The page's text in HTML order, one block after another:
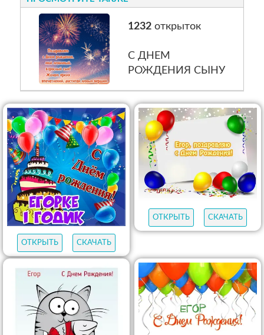
ОТКРЫТЬ СКАЧАТЬ
ОТКРЫТЬ СКАЧАТЬ СКАЧАТЬ
ПРОСМОТРИТЕ ТАКЖЕ
1232открыток
С ДНЕМ
РОЖДЕНИЯ СЫНУ